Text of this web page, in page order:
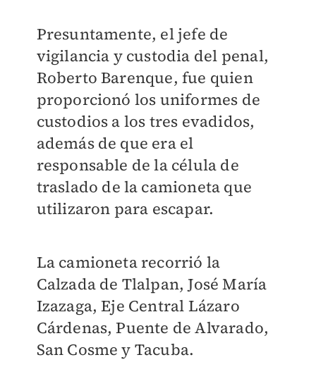
Presuntamente, el jefe de
vigilancia y custodia del penal,
Roberto Barenque, fue quien
proporcionó los uniformes de
custodios a los tres evadidos,
además de que era el
responsable de la célula de
traslado de la camioneta que
utilizaron para escapar.
La camioneta recorrió la
Calzada de Tlalpan, José María
Izazaga, Eje Central Lázaro
Cárdenas, Puente de Alvarado,
San Cosme y Tacuba.